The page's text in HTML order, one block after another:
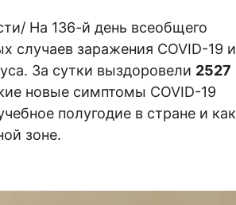
На 136-й день всеобщего
случаев заражения COVID-19 и
За сутки выздоровели 2527
новые симптомы COVID-19
полугодие в стране и как
зоне.